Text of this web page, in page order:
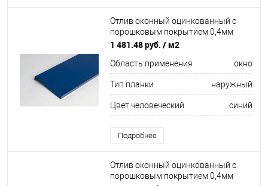
Отлив оконный оцинкованный c
порошковым покрытием 0,4мм
ширина более 625 мм RAL 5013
1 481.48 руб. / м2
Область применения окно
Тип планки наружный
Цвет человеческий синий
Подробнее
Отлив оконный оцинкованный c
порошковым покрытием 0,4мм